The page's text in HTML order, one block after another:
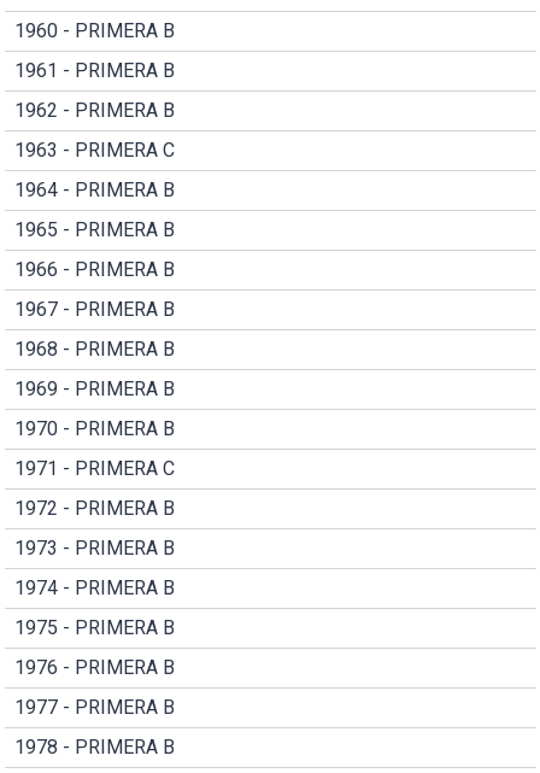
1960 - PRIMERA B
1961 - PRIMERA B
1962 - PRIMERA B
1963 - PRIMERA C
1964 - PRIMERA B
1965 - PRIMERA B
1966 - PRIMERA B
1967 - PRIMERA B
1968 - PRIMERA B
1969 - PRIMERA B
1970 - PRIMERA B
1971 - PRIMERA C
1972 - PRIMERA B
1973 - PRIMERA B
1974 - PRIMERA B
1975 - PRIMERA B
1976 - PRIMERA B
1977 - PRIMERA B
1978 - PRIMERA B